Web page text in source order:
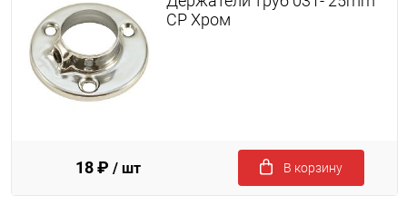
CP Хром
18 ₽ / шт В корзину